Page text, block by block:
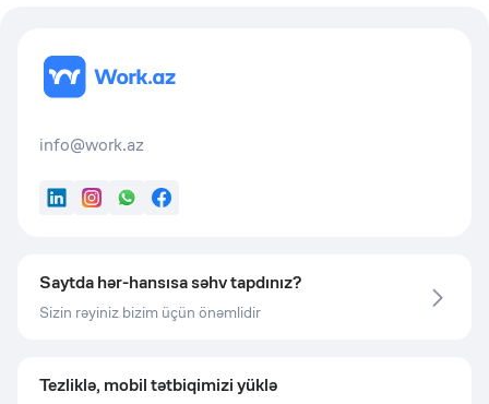
info@work.az
LinkedInInstagram
WhatsApp
Facebook
Saytda hər-hansısa səhv tapdınız?
Sizin rəyiniz bizim üçün önəmlidir
Tezliklə, mobil tətbiqimizi yüklə